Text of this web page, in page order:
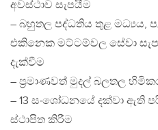
අවස්ථාව සැපයීම
– බහුතල පද්ධතිය තුළ මධ්‍යය,
එකිනෙක මට්ටම්වල සේවා
දැක්වීම
– ප්‍රමාණවත් මුදල් බලතල
– 13 සංශෝධනයේ දක්වා ඇති
ස්ථාපිත කිරීම